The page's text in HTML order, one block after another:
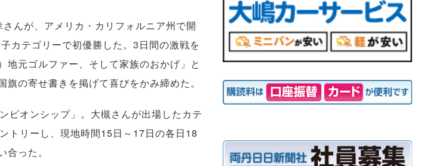
んが、アメリカ・カリフォルニア州で開
カテゴリーで初優勝した。3日間の激戦を
元ゴルファー、そして家族のおかげ」と
の寄せ書きを掲げて喜びをかみ締めた。
ピオンシップ」。大槻さんが出場したカテ
トリーし、現地時間15日～17日の各日18
った。